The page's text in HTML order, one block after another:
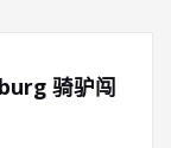
骑驴闯